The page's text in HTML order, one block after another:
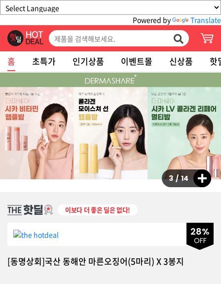
Powered by Translate
홈 초특가 인기상품 이벤트몰 신상품 핫
3 / 14
이보다 더 좋은 딜은 없다!
28%
OFF
[동명상회]국산 동해안 마른오징어(5마리) X 3봉지